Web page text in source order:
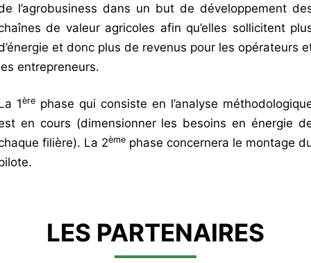
l’agrobusiness dans un but de développement
de valeur agricoles afin qu’elles sollicitent
et donc plus de revenus pour les opérateurs
entrepreneurs.
1èrephase qui consiste en l’analyse
en cours (dimensionner les besoins en énergie
filière). La 2èmephase concernera le montage
LES PARTENAIRES